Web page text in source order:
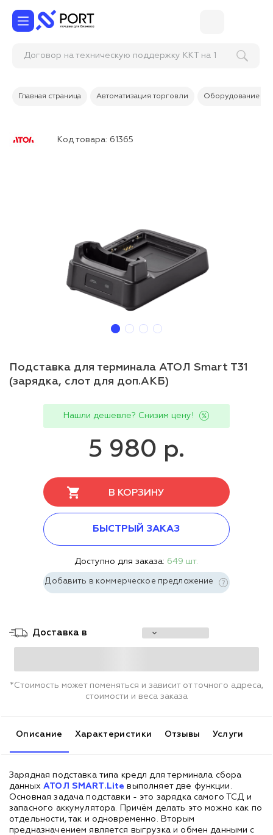
Договор на техническую поддержку ККТ на 1 г
Главная страница Автоматизация торговли Оборудование
Код товара: 61365
Подставка для терминала АТОЛ Smart T31
(зарядка, слот для доп.АКБ)
Нашли дешевле? Снизим цену!
5 980 р.
В КОРЗИНУ
БЫСТРЫЙ ЗАКАЗ
Доступно для заказа: 649 шт.
Добавить в коммерческое предложение
Доставка в
*Стоимость может поменяться и зависит от точного адреса,
стоимости и веса заказа
Описание Характеристики Отзывы Услуги
Зарядная подставка типа кредл для терминала сбора
данныхАТОЛ SMART.Lite выполняет две функции.
Основная задача подставки - это зарядка самого ТСД и
запасного аккумулятора. Причём делать это можно как по
отдельности, так и одновременно. Вторым
предназначением является выгрузка и обмен данными с